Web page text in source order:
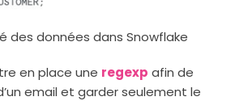
en place une regexp afin de
email et garder seulement le